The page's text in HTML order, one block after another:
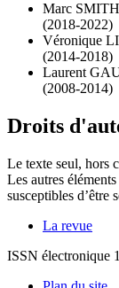
Marc
(2018-2022)
Véronique
(2014-2018)
Laurent
(2008-2014)
Droits
Le texte seul, hors
Les autres
susceptibles d’être
La revue
ISSN électronique